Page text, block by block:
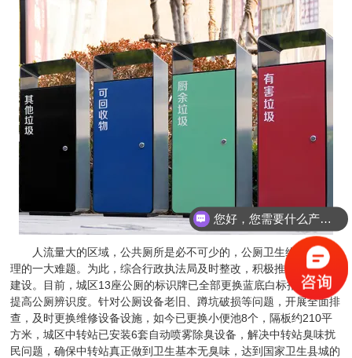
人流量大的区域，公共厕所是必不可少的，公厕卫生维护也是管
理的一大难题。为此，综合行政执法局及时整改，积极推进环卫设备
建设。目前，城区13座公厕的标识牌已全部更换蓝底白标指示牌，
提高公厕辨识度。针对公厕设备老旧、蹲坑破损等问题，开展全面排
查，及时更换维修设备设施，如今已更换小便池8个，隔板约210平
方米，城区中转站已安装6套自动喷雾除臭设备，解决中转站臭味扰
民问题，确保中转站真正做到卫生基本无臭味，达到国家卫生县城的
您好，您需要什么产品？